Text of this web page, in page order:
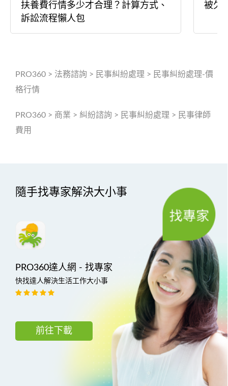
扶養費行情多少才合理？計算方式、
訴訟流程懶人包
被欠
PRO360 > 法務諮詢 > 民事糾紛處理 > 民事糾紛處理-價
格行情
PRO360 > 商業 > 糾紛諮詢 > 民事糾紛處理 > 民事律師
費用
隨手找專家解決大小事
PRO360達人網 - 找專家
快找達人解決生活工作大小事
前往下載